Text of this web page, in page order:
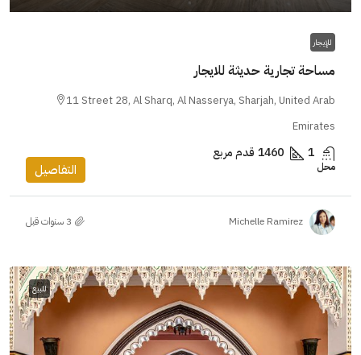
للإيجار
مساحة تجارية حديثة للايجار
11 Street 28, Al Sharq, Al Nasserya, Sharjah, United Arab
Emirates
1
1460قدم مربع
محل التفاصيل
Michelle Ramirez
للبيع